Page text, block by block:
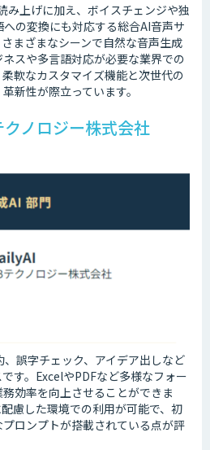
み上げに加え、ボイスチェンジや独
の変換にも対応する総合AI音声サ
まざまなシーンで自然な音声生成
スや多言語対応が必要な業界での
軟なカスタマイズ機能と次世代の
新性が際立っています。
ノロジー株式会社
誤字チェック、アイデア出しなど
す。ExcelやPDFなど多様なフォー
効率を向上させることができま
慮した環境での利用が可能で、初
ロンプトが搭載されている点が評